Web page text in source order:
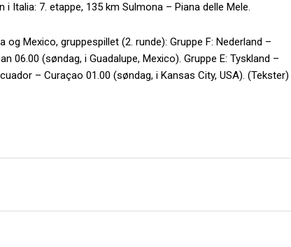
i Italia: 7. etappe, 135 km Sulmona – Piana delle Mele.
og Mexico, gruppespillet (2. runde): Gruppe F: Nederland –
06.00 (søndag, i Guadalupe, Mexico). Gruppe E: Tyskland –
– Curaçao 01.00 (søndag, i Kansas City, USA). (Tekster)